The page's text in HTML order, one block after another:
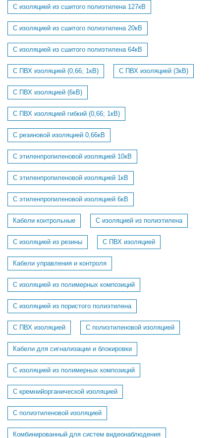
С изоляцией из сшитого полиэтилена 127кВ
С изоляцией из сшитого полиэтилена 20кВ
С изоляцией из сшитого полиэтилена 64кВ
С ПВХ изоляцией (0,66; 1кВ) С ПВХ изоляцией (3кВ)
С ПВХ изоляцией (6кВ)
С ПВХ изоляцией гибкий (0,66; 1кВ)
С резиновой изоляцией 0,66кВ
С этиленпропиленовой изоляцией 10кВ
С этиленпропиленовой изоляцией 1кВ
С этиленпропиленовой изоляцией 6кВ
Кабели контрольные С изоляцией из полиэтилена
С изоляцией из резины С ПВХ изоляцией
Кабели управления и контроля
С изоляцией из полимерных композиций
С изоляцией из пористого полиэтилена
С ПВХ изоляцией С полиэтиленовой изоляцией
Кабели для сигнализации и блокировки
C изоляцией из полимерных композиций
C кремнийорганической изоляцией
C полиэтиленовой изоляцией
Комбинированный для систем видеонаблюдения